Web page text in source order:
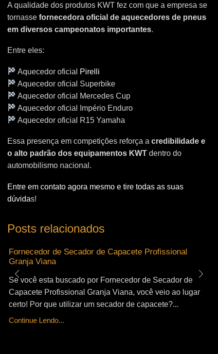
A qualidade dos produtos KWT fez com que a empresa se
tornasse fornecedora oficial de aquecedores de pneus
em diversos campeonatos importantes.
Entre eles:
Aquecedor oficial
Pirelli
Aquecedor oficial Superbike
Aquecedor oficial Mercedes Cup
Aquecedor oficial Império Enduro
Aquecedor oficial R15 Yamaha
Essa presença em competições reforça a credibilidade e
o alto padrão dos equipamentos KWT dentro do
automobilismo nacional.
Entre em contato agora mesmo e tire todas as suas
dúvidas!
Posts relacionados
Fornecedor de Secador de Capacete Profissional
Granja Viana
Se você esta buscado por Fornecedor de Secador de
Capacete Profissional Granja Viana, você veio ao lugar
certo! Por que utilizar um secador de capacete?...
Continue Lendo...